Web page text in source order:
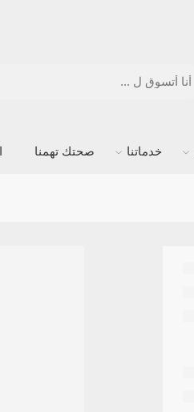
خدماتنا صحتك تهمنا